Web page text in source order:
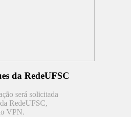
da RedeUFSC
será solicitada
RedeUFSC,
VPN.